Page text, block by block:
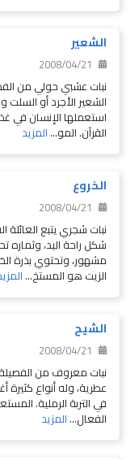
الشعير
2008/04/21
نبات عشبي حولي من
الشعير الأجرد أو
استعملها الإنسان في
القرآن. المو...المزيد
الخروع
2008/04/21
نبات شجري يتبع
شكل راحة اليد، وثماره
الزيت هو المستخ...
الشيح
2008/04/21
نبات معروف من الفصيلة
عطرية، وله أنواع كثيرة
في التربة الرملية.
الفعال...المزيد